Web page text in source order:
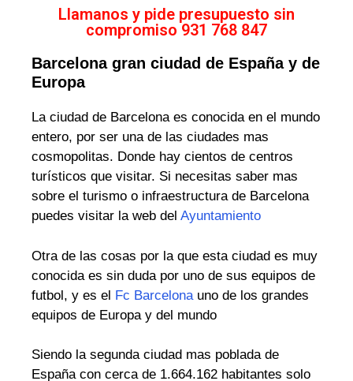
Llamanos y pide presupuesto sin
compromiso 931 768 847
Barcelona gran ciudad de España y de
Europa
La ciudad de Barcelona es conocida en el mundo
entero, por ser una de las ciudades mas
cosmopolitas. Donde hay cientos de centros
turísticos que visitar. Si necesitas saber mas
sobre el turismo o infraestructura de Barcelona
puedes visitar la web del Ayuntamiento
Otra de las cosas por la que esta ciudad es muy
conocida es sin duda por uno de sus equipos de
futbol, y es el Fc Barcelonauno de los grandes
equipos de Europa y del mundo
Siendo la segunda ciudad mas poblada de
España con cerca de 1.664.162 habitantes solo